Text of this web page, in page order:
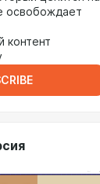
освобождает
контент